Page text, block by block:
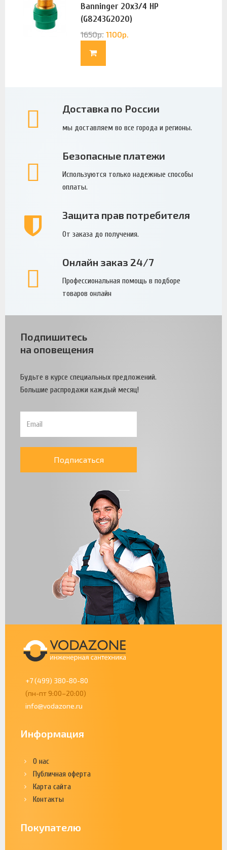
Banninger 20х3/4 НР
(G8243G2020)
1650р. 1100р.
Доставка по России
мы доставляем во все города и регионы.
Безопасные платежи
Используются только надежные способы
оплаты.
Защита прав потребителя
От заказа до получения.
Онлайн заказ 24/7
Профессиональная помощь в подборе
товаров онлайн
Подпишитесь
на оповещения
Будьте в курсе специальных предложений.
Большие распродажи каждый месяц!
Подписаться
+7 (499) 380-80-80
(пн-пт 9:00–20:00)
info@vodazone.ru
Информация
О нас
Публичная оферта
Карта сайта
Контакты
Покупателю